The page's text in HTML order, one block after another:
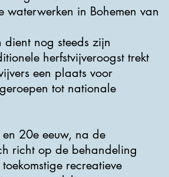
in Bohemen van
nog steeds zijn
herfstvijveroogst trekt
een plaats voor
tot nationale
20e eeuw, na de
richt op de behandeling
recreatieve